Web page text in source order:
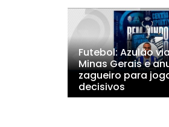
Futebol: Azulão
Minas Gerais e
zagueiro para
decisivos